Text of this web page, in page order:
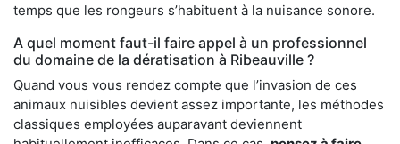
temps que les rongeurs s’habituent à la nuisance sonore.
A quel moment faut-il faire appel à un professionnel
du domaine de la dératisation à Ribeauville ?
Quand vous vous rendez compte que l’invasion de ces
animaux nuisibles devient assez importante, les méthodes
classiques employées auparavant deviennent